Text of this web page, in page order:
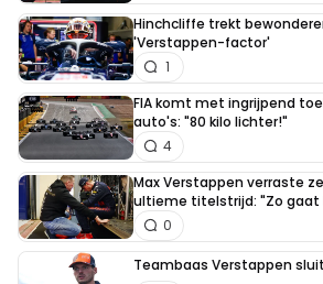
Hinchcliffe trekt
'Verstappen-factor'
1
FIA komt met ingrijpend
auto's: "80 kilo lichter!"
4
Max Verstappen verraste
ultieme titelstrijd: "Zo
0
Teambaas Verstappen